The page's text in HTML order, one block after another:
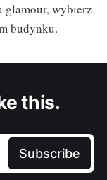
glamour, wybierz
budynku.
this.
Subscribe